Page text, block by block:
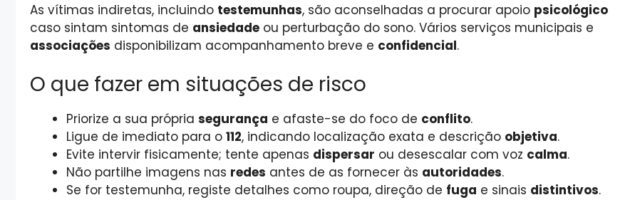
As vítimas indiretas, incluindo testemunhas, são aconselhadas a procurar apoio psicológico
caso sintam sintomas de ansiedade ou perturbação do sono. Vários serviços municipais e
associações disponibilizam acompanhamento breve e confidencial.
O que fazer em situações de risco
Priorize a sua própria segurança e afaste-se do foco de conflito.
Ligue de imediato para o 112, indicando localização exata e descrição objetiva.
Evite intervir fisicamente; tente apenas dispersar ou desescalar com voz calma.
Não partilhe imagens nas redes antes de as fornecer às autoridades.
Se for testemunha, registe detalhes como roupa, direção de fuga e sinais distintivos.